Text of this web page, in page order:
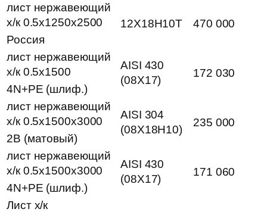
лист нержавеющий
х/к 0.5х1250х2500
12Х18Н10Т
470 000
Россия
лист нержавеющий
х/к 0.5х1500
AISI 430
(08Х17)
172 030
4N+PE (шлиф.)
лист нержавеющий
х/к 0.5х1500х3000
AISI 304
(08Х18Н10)
235 000
2B (матовый)
лист нержавеющий
х/к 0.5х1500х3000
AISI 430
(08Х17)
171 060
4N+PE (шлиф.)
Лист х/к